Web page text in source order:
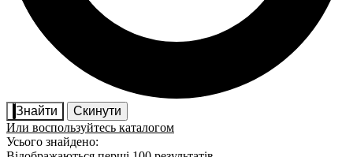
Знайти
Скинути
Или воспользуйтесь каталогом
Усього знайдено: